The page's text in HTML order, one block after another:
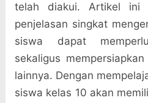
telah diakui. Artikel ini
penjelasan singkat
siswa dapat
sekaligus
lainnya. Dengan
siswa kelas 10 akan